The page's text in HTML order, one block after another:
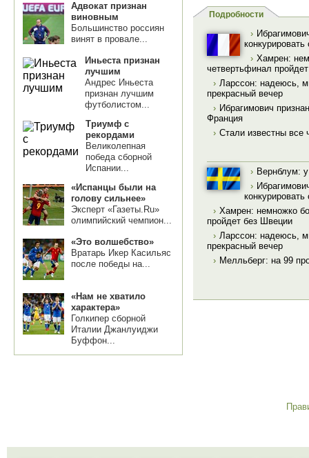
Адвокат признан
виновным
Большинство россиян
винят в провале...
Иньеста признан
лучшим
Андрес Иньеста
признан лучшим
футболистом...
Триумф с
рекордами
Великолепная
победа сборной
Испании...
«Испанцы были на
голову сильнее»
Эксперт «Газеты.Ru»
олимпийский чемпион...
«Это волшебство»
Вратарь Икер Касильяс
после победы на...
«Нам не хватило
характера»
Голкипер сборной
Италии Джанлуиджи
Буффон...
Подробности
›
› Хамрен:
четвертьфинал
› Ларссон: надеюсь,
прекрасный вечер
› Ибрагимович
Франция
› Стали известны все
› Вернблум:
›
› Хамрен: немножко
пройдет без Швеции
› Ларссон: надеюсь,
прекрасный вечер
› Мелльберг: на 99